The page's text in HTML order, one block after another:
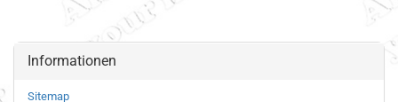
Informationen
Sitemap